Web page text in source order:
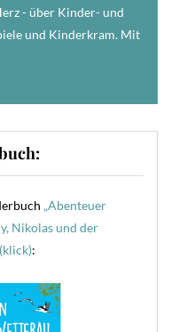
- über Kinder- und
und Kinderkram. Mit
„Abenteuer
Nikolas und der
: